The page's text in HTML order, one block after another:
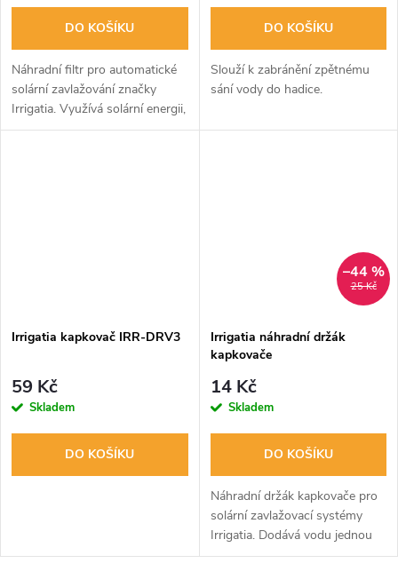
DO KOŠÍKU
Náhradní filtr pro automatické
solární zavlažování značky
Irrigatia. Využívá solární energii,
nabízí automatické zavlažování
DO KOŠÍKU
Slouží k zabránění zpětnému
sání vody do hadice.
Irrigatia kapkovač IRR-DRV3
59 Kč
Skladem
DO KOŠÍKU
25 Kč
–44 %
Irrigatia náhradní držák
kapkovače
14 Kč
Skladem
DO KOŠÍKU
Náhradní držák kapkovače pro
solární zavlažovací systémy
Irrigatia. Dodává vodu jednou
za 3 hodiny, úspora až 90%.